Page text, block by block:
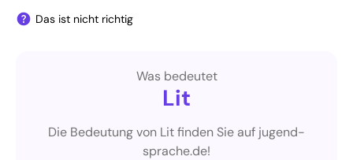
Das ist nicht richtig
Was bedeutet
Lit
Die Bedeutung von Lit finden Sie auf jugend-
sprache.de!